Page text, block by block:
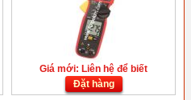
Giá mới: Liên hệ để biết
Đặt hàng